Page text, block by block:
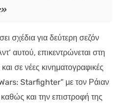
σχέδια για δεύτερη σεζόν
αυτού, επικεντρώνεται στη
σε νέες κινηματογραφικές
Starfighter” με τον Ράιαν
και την επιστροφή της